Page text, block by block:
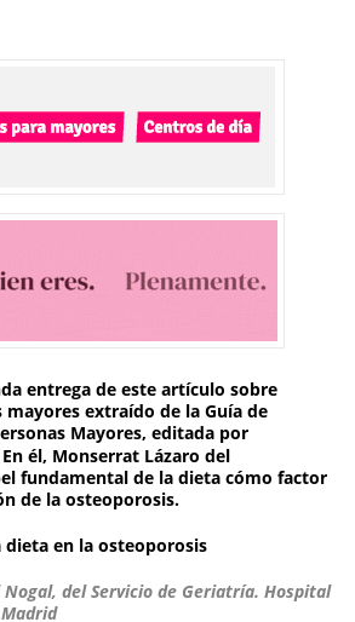
entrega de este artículo sobre
extraído de la Guía de
Mayores, editada por
él, Monserrat Lázaro del
fundamental de la dieta cómo factor
de la osteoporosis.
en la osteoporosis
del Servicio de Geriatría. Hospital